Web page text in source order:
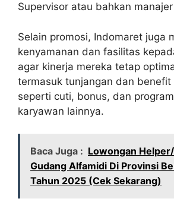
Supervisor atau bahkan
Selain promosi, Indomaret juga
kenyamanan dan fasilitas
agar kinerja mereka tetap
termasuk tunjangan dan benefit
seperti cuti, bonus, dan
karyawan lainnya.
Baca Juga : Lowongan
Gudang Alfamidi Di Provinsi
Tahun 2025 (Cek Sekarang)